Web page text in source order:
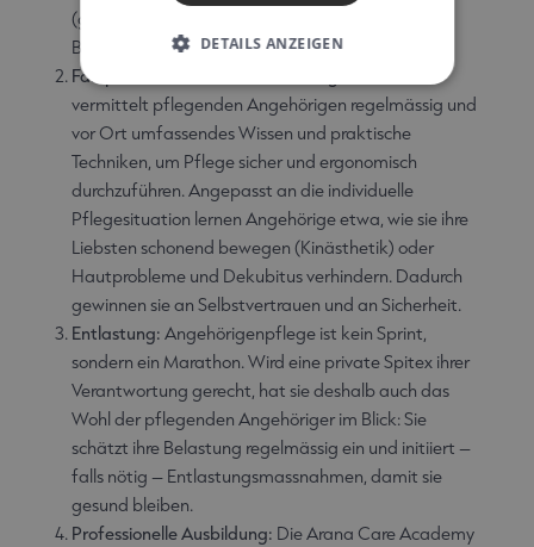
(gesetzlich vorgeschrieben ist lediglich eine
Bedarfsabklärung vor Ort alle 6-9 Monate.).
Fallspezifische Wissensvermittlung:
vermittelt pflegenden Angehörigen regelmässig und
vor Ort umfassendes Wissen und praktische
Techniken, um Pflege sicher und ergonomisch
durchzuführen. Angepasst an die individuelle
Pflegesituation lernen Angehörige etwa, wie sie ihre
Liebsten schonend bewegen (Kinästhetik) oder
Hautprobleme und Dekubitus verhindern. Dadurch
gewinnen sie an Selbstvertrauen und an Sicherheit.
Entlastung: Angehörigenpflege ist kein Sprint,
sondern ein Marathon. Wird eine private Spitex ihrer
Verantwortung gerecht, hat sie deshalb auch das
Wohl der pflegenden Angehöriger im Blick: Sie
schätzt ihre Belastung regelmässig ein und initiiert –
falls nötig – Entlastungsmassnahmen, damit sie
gesund bleiben.
Professionelle Ausbildung: Die Arana Care Academy
DETAILS ANZEIGEN